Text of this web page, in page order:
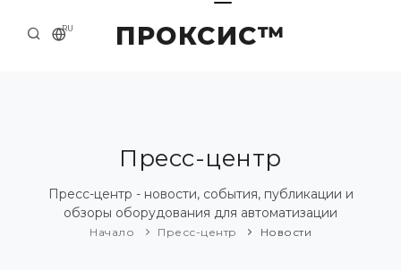
ПРОКСИС™
RU
О КОМПАНИИ
ПРИМЕРЫ И РЕШЕНИЯ
КАТАЛОГ ПРОДУКЦИИ
Пресс-центр
Пресс-центр - новости, события, публикации и
обзоры оборудования для автоматизации
Начало Пресс-центр Новости